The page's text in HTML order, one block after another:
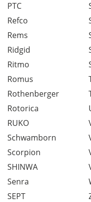
PTC
Refco
Rems
Ridgid
Ritmo
Romus
Rothenberger
Rotorica
RUKO
Schwamborn
Scorpion
SHINWA
Senra
SEPT